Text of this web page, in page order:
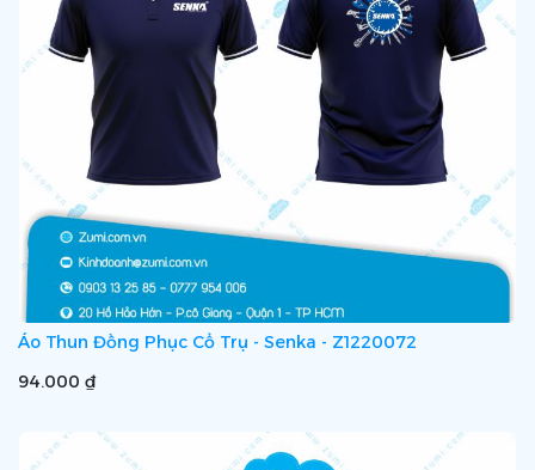
Áo Thun Đồng Phục Cổ Trụ - Senka - Z1220072
94.000 ₫